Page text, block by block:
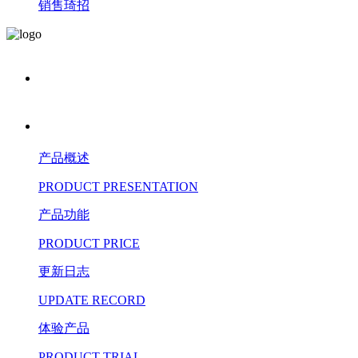
销售琦招
产品概述
PRODUCT PRESENTATION
产品功能
PRODUCT PRICE
更新日志
UPDATE RECORD
体验产品